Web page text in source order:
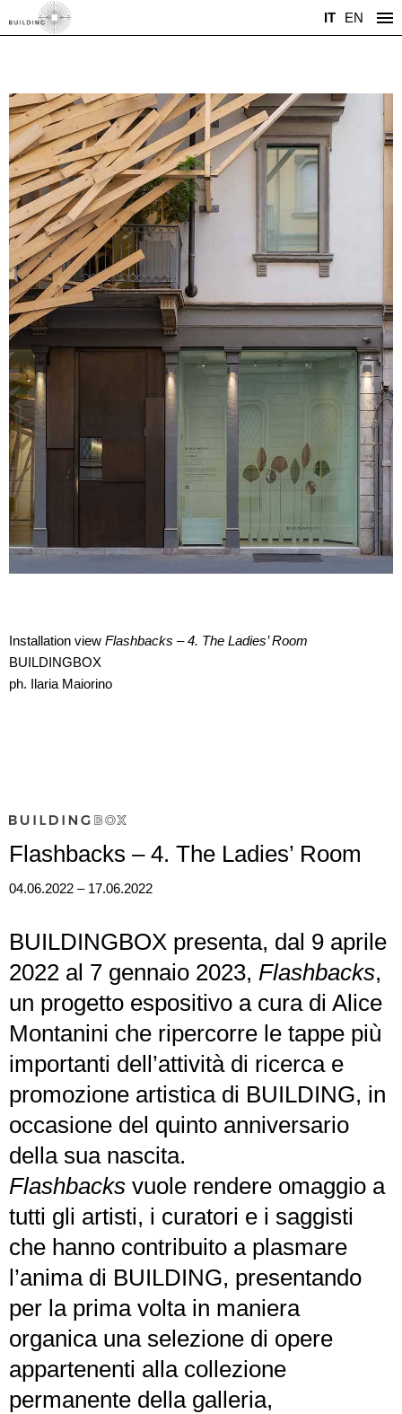
IT EN
Installation view Flashbacks – 4. The Ladies’ Room
BUILDINGBOX
ph. Ilaria Maiorino
Flashbacks – 4. The Ladies’ Room
04.06.2022 – 17.06.2022
BUILDINGBOX presenta, dal 9 aprile
2022 al 7 gennaio 2023, Flashbacks,
un progetto espositivo a cura di Alice
Montanini che ripercorre le tappe più
importanti dell’attività di ricerca e
promozione artistica di BUILDING, in
occasione del quinto anniversario
della sua nascita.
Flashbacks vuole rendere omaggio a
tutti gli artisti, i curatori e i saggisti
che hanno contribuito a plasmare
l’anima di BUILDING, presentando
per la prima volta in maniera
organica una selezione di opere
appartenenti alla collezione
permanente della galleria,